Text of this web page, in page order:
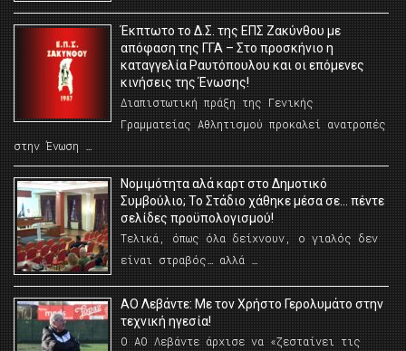
Έκπτωτο το Δ.Σ. της ΕΠΣ Ζακύνθου με
απόφαση της ΓΓΑ – Στο προσκήνιο η
καταγγελία Ραυτόπουλου και οι επόμενες
κινήσεις της Ένωσης!
Διαπιστωτική πράξη της Γενικής
Γραμματείας Αθλητισμού προκαλεί ανατροπές
στην Ένωση …
Νομιμότητα αλά καρτ στο Δημοτικό
Συμβούλιο; Το Στάδιο χάθηκε μέσα σε… πέντε
σελίδες προϋπολογισμού!
Τελικά, όπως όλα δείχνουν, ο γιαλός δεν
είναι στραβός… αλλά …
ΑΟ Λεβάντε: Με τον Χρήστο Γερολυμάτο στην
τεχνική ηγεσία!
Ο ΑΟ Λεβάντε άρχισε να «ζεσταίνει τις